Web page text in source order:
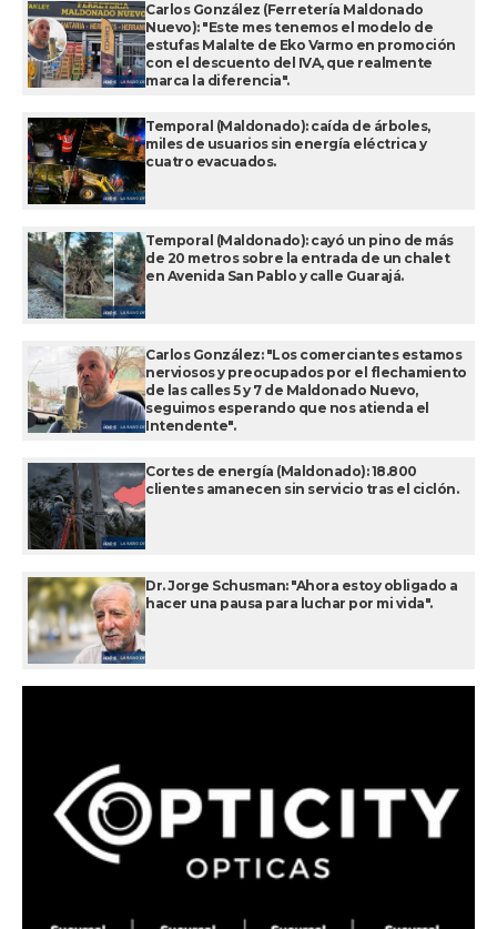
Carlos González (Ferretería Maldonado
Nuevo): "Este mes tenemos el modelo de
estufas Malalte de Eko Varmo en promoción
con el descuento del IVA, que realmente
marca la diferencia".
Temporal (Maldonado): caída de árboles,
miles de usuarios sin energía eléctrica y
cuatro evacuados.
Temporal (Maldonado): cayó un pino de más
de 20 metros sobre la entrada de un chalet
en Avenida San Pablo y calle Guarajá.
Carlos González: "Los comerciantes estamos
nerviosos y preocupados por el flechamiento
de las calles 5 y 7 de Maldonado Nuevo,
seguimos esperando que nos atienda el
Intendente".
Cortes de energía (Maldonado): 18.800
clientes amanecen sin servicio tras el ciclón.
Dr. Jorge Schusman: "Ahora estoy obligado a
hacer una pausa para luchar por mi vida".